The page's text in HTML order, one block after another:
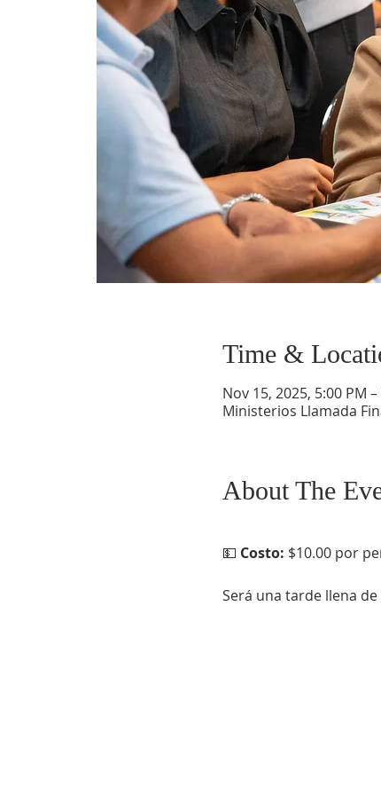
Time &
Nov 15, 2025, 5:00 PM
Ministerios Llamada
About The
💵 Costo: $10.00 por
Será una tarde llena